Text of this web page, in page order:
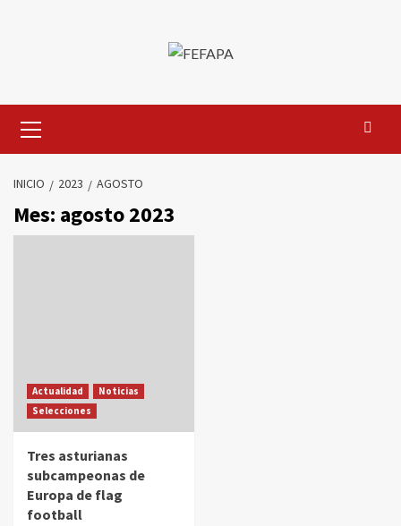
primario
INICIO 2023 AGOSTO
Mes: agosto 2023
Actualidad
Noticias
Selecciones
Tres asturianas
subcampeonas de
Europa de flag
football